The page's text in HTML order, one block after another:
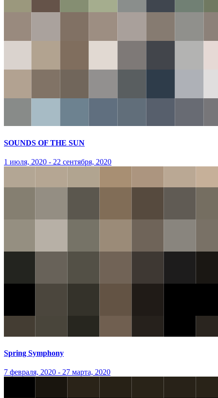
SOUNDS OF THE SUN
1 июля, 2020 - 22 сентября, 2020
Spring Symphony
7 февраля, 2020 - 27 марта, 2020